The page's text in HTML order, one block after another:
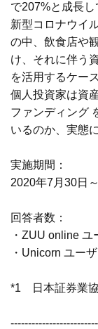
で207%と成長
新型コロナウイ
の中、飲食店や
け、それに伴う
を活用するケー
個人投資家は資
ファンディング
いるのか、実態
実施期間：
2020年7月30日
回答者数：
・ZUU online ユ
・Unicorn ユー
*1 日本証券業協